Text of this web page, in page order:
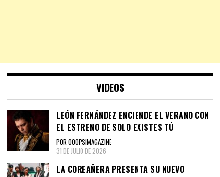
VIDEOS
LEÓN FERNÁNDEZ ENCIENDE EL VERANO CON
EL ESTRENO DE SOLO EXISTES TÚ
POR OOOPS!MAGAZINE
31 DE JULIO DE 2026
LA COREAÑERA PRESENTA SU NUEVO